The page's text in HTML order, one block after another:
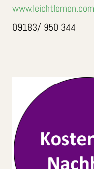
www.leichtlernen.com
09183/ 950 344